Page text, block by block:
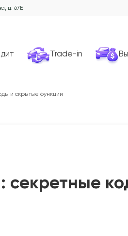
д. 67Е
Trade-in
и скрытые функции
секретные